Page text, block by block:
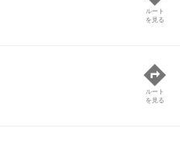
ルート
を見る
ルート
を見る